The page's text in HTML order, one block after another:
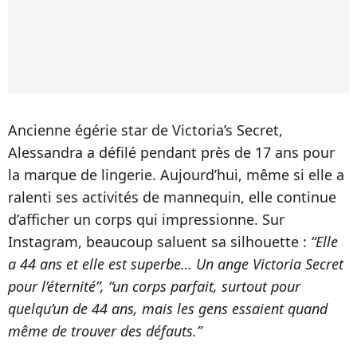
Ancienne égérie star de Victoria’s Secret,
Alessandra a défilé pendant près de 17 ans pour
la marque de lingerie. Aujourd’hui, même si elle a
ralenti ses activités de mannequin, elle continue
d’afficher un corps qui impressionne. Sur
Instagram, beaucoup saluent sa silhouette : “Elle
a 44 ans et elle est superbe… Un ange Victoria Secret
pour l’éternité”, “un corps parfait, surtout pour
quelqu’un de 44 ans, mais les gens essaient quand
même de trouver des défauts.”